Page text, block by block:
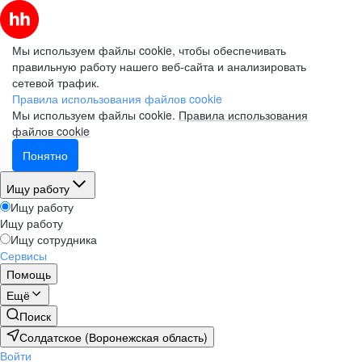
Мы используем файлы cookie, чтобы обеспечивать
правильную работу нашего веб-сайта и анализировать
сетевой трафик.
Правила использования файлов cookie
Мы используем файлы cookie. Правила использования
файлов cookie
Понятно
Ищу работу
Ищу работу
Ищу работу
Ищу сотрудника
Сервисы
Помощь
Ещё
Поиск
Солдатское (Воронежская область)
Войти